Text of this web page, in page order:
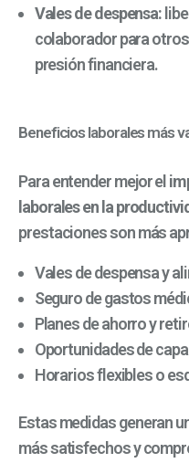
Vales de despensa:
colaborador para
presión financiera.
Beneficios laborales más
Para entender mejor el
laborales en la
prestaciones son más
Vales de despensa y
Seguro de gastos
Planes de ahorro y
Oportunidades de
Horarios flexibles o
Estas medidas generan
más satisfechos y